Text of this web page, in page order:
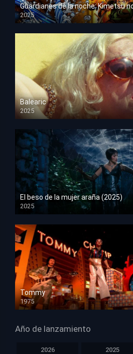
2025
HD 1080p
Balearic
2025
HD 1080p
El beso de la mujer araña (2025)
2025
HD 1080p
Tommy
1975
HD 1080p
Año de lanzamiento
2026 2025